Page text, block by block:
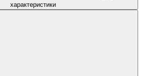
характеристики